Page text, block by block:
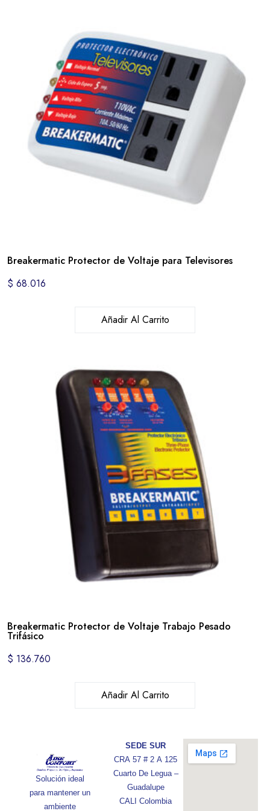
Breakermatic Protector de Voltaje para Televisores
$ 68.016
Añadir Al Carrito
Breakermatic Protector de Voltaje Trabajo Pesado
Trifásico
$ 136.760
Añadir Al Carrito
Solución ideal
para mantener un
ambiente
SEDE SUR
CRA 57 # 2 A 125
Cuarto De Legua –
Guadalupe
CALI Colombia